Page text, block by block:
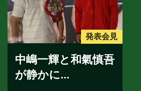
発表会見
中嶋一輝と和氣慎吾
が静かに...